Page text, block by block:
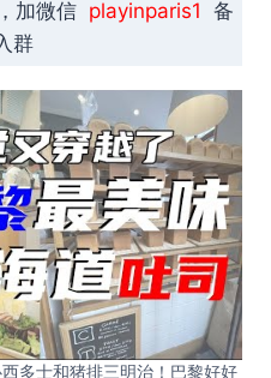
加微信 playinparis1 备
群
多士和猪排三明治！巴黎好好